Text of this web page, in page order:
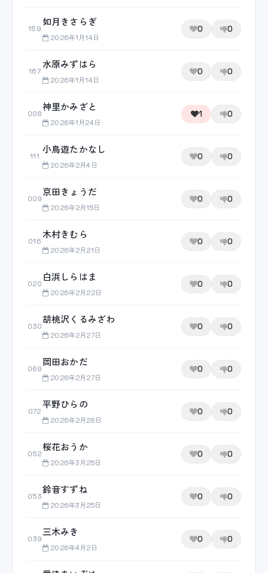
159
如月きさらぎ
2026年1月14日
0 0
167
水原みずはら
2026年1月14日
0 0
008
神里かみざと
2026年1月24日
1 0
111
小鳥遊たかなし
2026年2月4日
0 0
009
京田きょうだ
2026年2月15日
0 0
016
木村きむら
2026年2月21日
0 0
020
白浜しらはま
2026年2月22日
0 0
030
胡桃沢くるみざわ
2026年2月27日
0 0
069
岡田おかだ
2026年2月27日
0 0
072
平野ひらの
2026年2月28日
0 0
052
桜花おうか
2026年3月25日
0 0
053
鈴音すずね
2026年3月25日
0 0
039
三木みき
2026年4月2日
0 0